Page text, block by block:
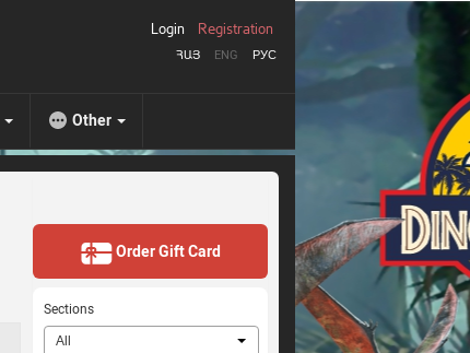
ՀԱՅ ENG РУС
Login Registration
Other
Order Gift Card
Sections
All